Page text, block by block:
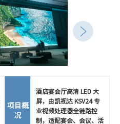
项目概
况
酒店宴会厅高清 LED 大
屏，由凯视达 KSV24 专
业视频处理器全链路控
制，适配宴会、会议、活